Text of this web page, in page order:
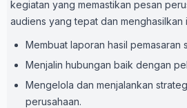
kegiatan yang memastikan pesan
audiens yang tepat dan menghasilkan
Membuat laporan hasil pemasaran
Menjalin hubungan baik dengan
Mengelola dan menjalankan
perusahaan.